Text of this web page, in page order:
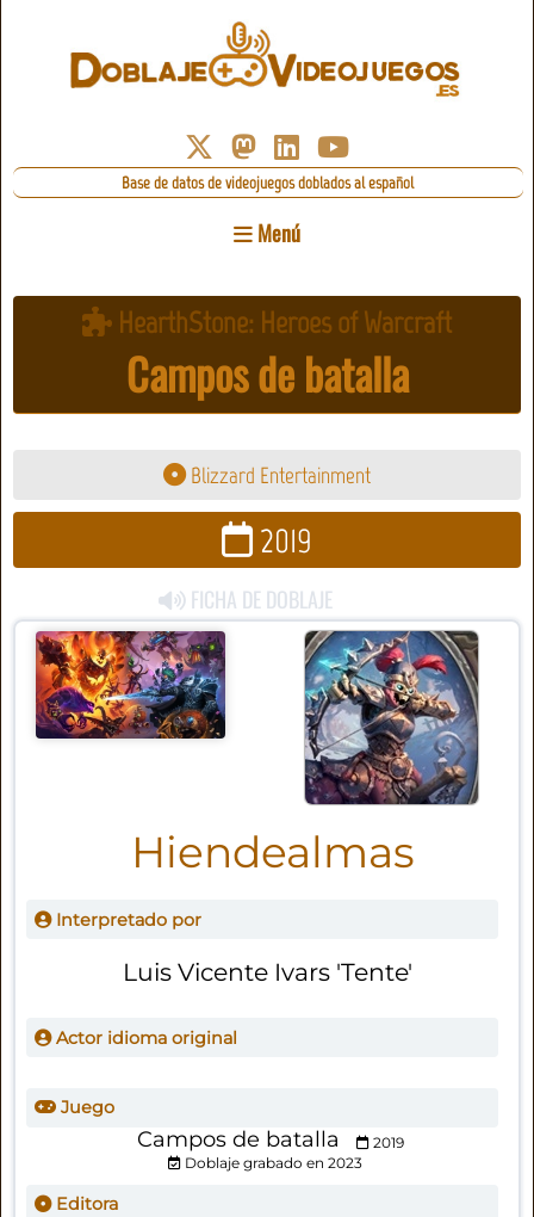
Base de datos de videojuegos doblados al español
Menú
HearthStone: Heroes of Warcraft
Campos de batalla
Blizzard Entertainment
2019
FICHA DE DOBLAJE
Hiendealmas
Interpretado por
Luis Vicente Ivars 'Tente'
Actor idioma original
Juego
Campos de batalla
2019
Doblaje grabado en 2023
Editora